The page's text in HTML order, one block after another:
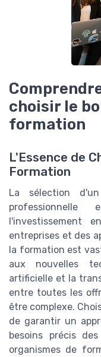
choisir le
formation
L'Essence de
Formation
La sélection
l'investissement
entreprises et des
la formation est
aux nouvelles
artificielle et la
entre toutes les
être complexe.
de garantir un
besoins précis
organismes de